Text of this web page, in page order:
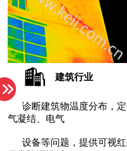
建筑行业
气凝结、电气